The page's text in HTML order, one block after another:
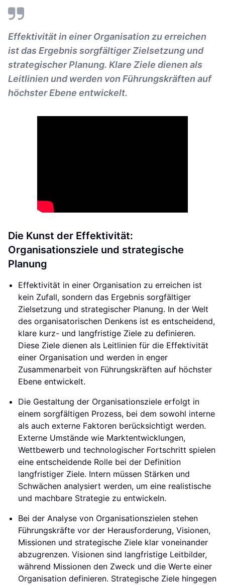
Effektivität in einer Organisation zu erreichen
ist das Ergebnis sorgfältiger Zielsetzung und
strategischer Planung. Klare Ziele dienen als
Leitlinien und werden von Führungskräften auf
höchster Ebene entwickelt.
Die Kunst der Effektivität:
Organisationsziele und strategische
Planung
Effektivität in einer Organisation zu erreichen ist
kein Zufall, sondern das Ergebnis sorgfältiger
Zielsetzung und strategischer Planung. In der Welt
des organisatorischen Denkens ist es entscheidend,
klare kurz- und langfristige Ziele zu definieren.
Diese Ziele dienen als Leitlinien für die Effektivität
einer Organisation und werden in enger
Zusammenarbeit von Führungskräften auf höchster
Ebene entwickelt.
Die Gestaltung der Organisationsziele erfolgt in
einem sorgfältigen Prozess, bei dem sowohl interne
als auch externe Faktoren berücksichtigt werden.
Externe Umstände wie Marktentwicklungen,
Wettbewerb und technologischer Fortschritt spielen
eine entscheidende Rolle bei der Definition
langfristiger Ziele. Intern müssen Stärken und
Schwächen analysiert werden, um eine realistische
und machbare Strategie zu entwickeln.
Bei der Analyse von Organisationszielen stehen
Führungskräfte vor der Herausforderung, Visionen,
Missionen und strategische Ziele klar voneinander
abzugrenzen. Visionen sind langfristige Leitbilder,
während Missionen den Zweck und die Werte einer
Organisation definieren. Strategische Ziele hingegen